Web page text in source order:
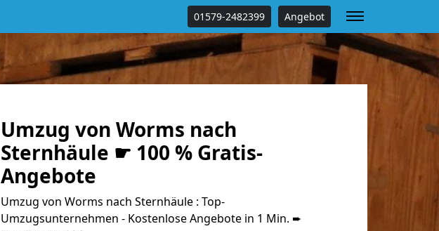
01579-2482399 Angebot
Umzug von Worms nach
Sternhäule ☛ 100 % Gratis-
Angebote
Umzug von Worms nach Sternhäule : Top-
Umzugsunternehmen - Kostenlose Angebote in 1 Min. ➨